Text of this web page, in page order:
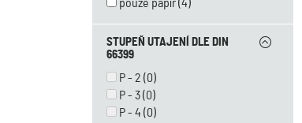
pouze papír(4)
STUPEŇ UTAJENÍ DLE DIN
66399
P - 2 (0)
P - 3(0)
P - 4 (0)